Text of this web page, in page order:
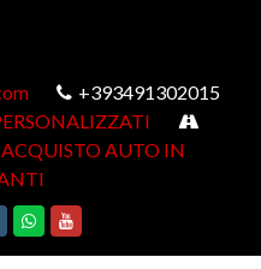
+393491302015
ACQUISTO AUTO IN
Whatsapp
Youtube